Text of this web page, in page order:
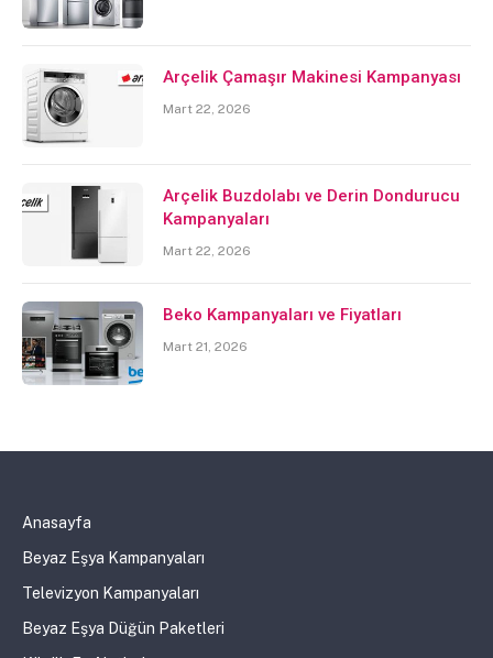
Arçelik Çamaşır Makinesi Kampanyası
Mart 22, 2026
Arçelik Buzdolabı ve Derin Dondurucu
Kampanyaları
Mart 22, 2026
Beko Kampanyaları ve Fiyatları
Mart 21, 2026
Anasayfa
Beyaz Eşya Kampanyaları
Televizyon Kampanyaları
Beyaz Eşya Düğün Paketleri